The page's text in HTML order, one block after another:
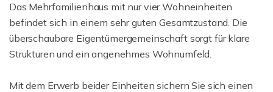
Das Mehrfamilienhaus mit nur vier Wohneinheiten
befindet sich in einem sehr guten Gesamtzustand. Die
überschaubare Eigentümergemeinschaft sorgt für klare
Strukturen und ein angenehmes Wohnumfeld.
Mit dem Erwerb beider Einheiten sichern Sie sich einen